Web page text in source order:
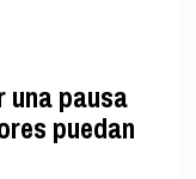
una pausa
puedan